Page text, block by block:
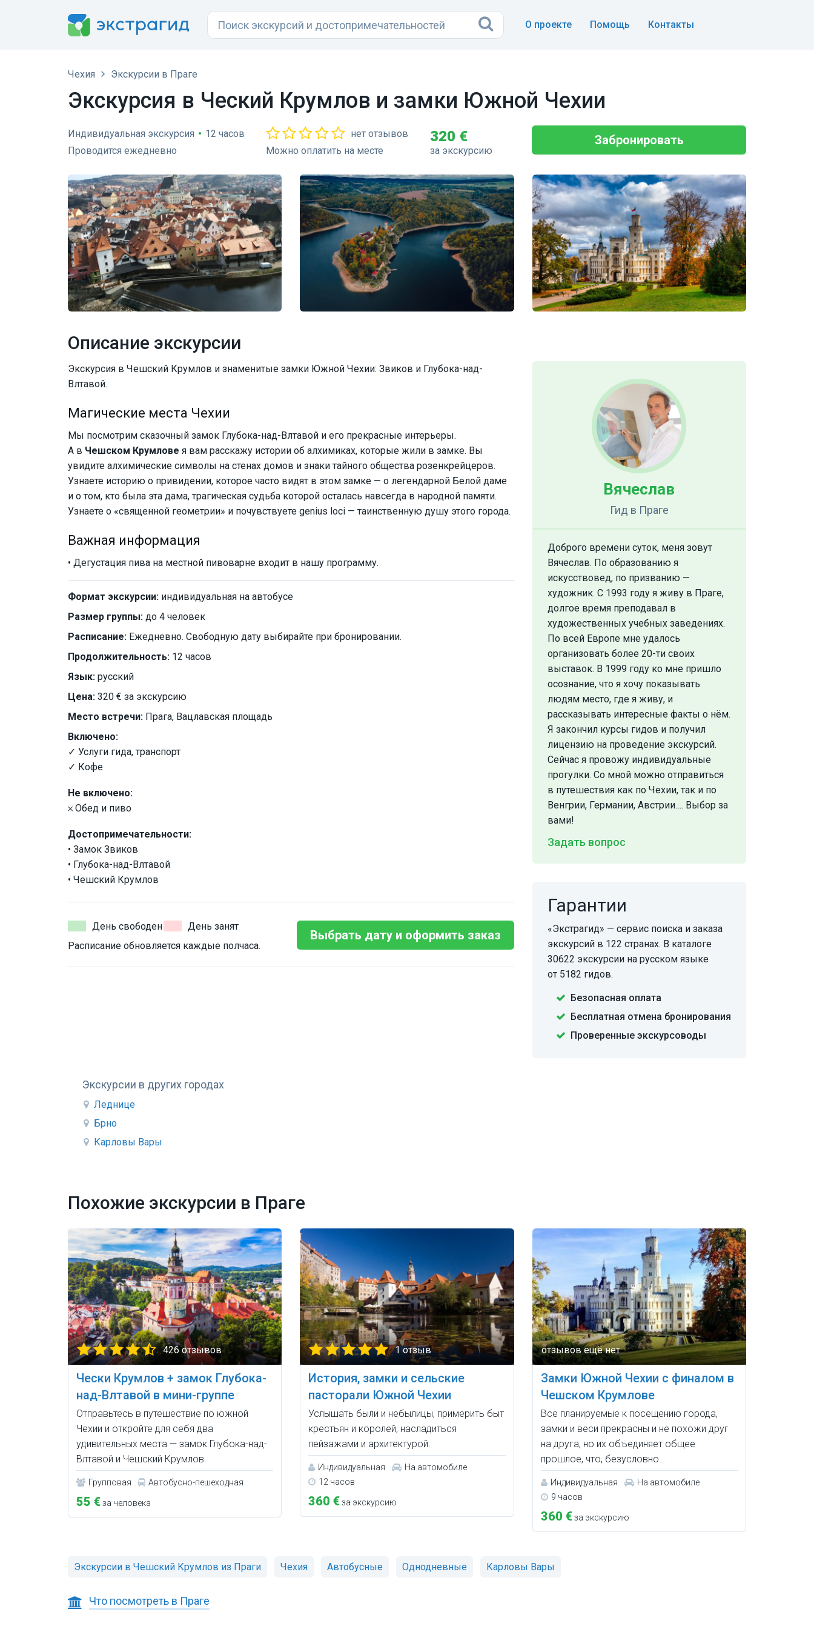
О проекте Помощь Контакты
Чехия Экскурсии в Праге
Экскурсия в Ческий Крумлов и замки Южной Чехии
Индивидуальная экскурсия • 12 часов
Проводится ежедневно
нет отзывов
Можно оплатить на месте
320 €
за экскурсию
Забронировать
Описание экскурсии
Экскурсия в Чешский Крумлов и знаменитые замки Южной Чехии: Звиков и Глубока-над-
Влтавой.
Магические места Чехии
Мы посмотрим сказочный замок Глубока-над-Влтавой и его прекрасные интерьеры.
А в Чешском Крумлове я вам расскажу истории об алхимиках, которые жили в замке. Вы
увидите алхимические символы на стенах домов и знаки тайного общества розенкрейцеров.
Узнаете историю о привидении, которое часто видят в этом замке — о легендарной Белой даме
и о том, кто была эта дама, трагическая судьба которой осталась навсегда в народной памяти.
Узнаете о «священной геометрии» и почувствуете genius loci — таинственную душу этого города.
Важная информация
• Дегустация пива на местной пивоварне входит в нашу программу.
Формат экскурсии: индивидуальная на автобусе
Размер группы: до 4 человек
Расписание: Ежедневно. Свободную дату выбирайте при бронировании.
Продолжительность: 12 часов
Язык: русский
Цена: 320 € за экскурсию
Место встречи: Прага, Вацлавская площадь
Включено:
✓ Услуги гида, транспорт
✓ Кофе
Не включено:
𐄂 Обед и пиво
Достопримечательности:
• Замок Звиков
• Глубока-над-Влтавой
• Чешский Крумлов
День свободен
День занят
Расписание обновляется каждые полчаса.
Выбрать дату и оформить заказ
Вячеслав
Гид в Праге
Доброго времени суток, меня зовут
Вячеслав. По образованию я
искусствовед, по призванию —
художник. С 1993 году я живу в Праге,
долгое время преподавал в
художественных учебных заведениях.
По всей Европе мне удалось
организовать более 20-ти своих
выставок. В 1999 году ко мне пришло
осознание, что я хочу показывать
людям место, где я живу, и
рассказывать интересные факты о нём.
Я закончил курсы гидов и получил
лицензию на проведение экскурсий.
Сейчас я провожу индивидуальные
прогулки. Со мной можно отправиться
в путешествия как по Чехии, так и по
Венгрии, Германии, Австрии…. Выбор за
вами!
Задать вопрос
Гарантии
«Экстрагид» — сервис поиска и заказа
экскурсий в 122 странах. В каталоге
30622 экскурсии на русском языке
от 5182 гидов.
Безопасная оплата
Бесплатная отмена бронирования
Проверенные экскурсоводы
Экскурсии в других городах
Леднице
Брно
Карловы Вары
Похожие экскурсии в Праге
426 отзывов
Чески Крумлов + замок Глубока-
над-Влтавой в мини-группе
Отправьтесь в путешествие по южной
Чехии и откройте для себя два
удивительных места — замок Глубока-над-
Влтавой и Чешский Крумлов.
Групповая Автобусно-пешеходная
55 €за человека
1 отзыв
История, замки и сельские
пасторали Южной Чехии
Услышать были и небылицы, примерить быт
крестьян и королей, насладиться
пейзажами и архитектурой.
Индивидуальная
На автомобиле
12 часов
360 €за экскурсию
Замки Южной Чехии с финалом в
Чешском Крумлове
Все планируемые к посещению города,
замки и веси прекрасны и не похожи друг
на друга, но их объединяет общее
прошлое, что, безусловно…
Индивидуальная
На автомобиле
9 часов
360 €за экскурсию
Экскурсии в Чешский Крумлов из Праги Чехия Автобусные Однодневные Карловы Вары
Что посмотреть в Праге